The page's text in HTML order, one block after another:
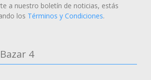
a nuestro boletín de noticias, estás
los Términos y Condiciones.
4